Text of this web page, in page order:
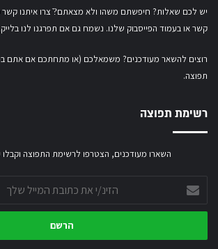
ל
ל
יש לכם שאלות? חיפשתם משהו ולא מצאתם?ֿ צרו איתנו קשר
קשראובעמוד הפייסבוק שלנו. נשמח גם אם תפרגנו לנו בלייק.
רוצים להשאר מעודכנים? משמאלכם (או מתחתכם אם אתם
תפוצה.
רשימת תפוצה
השארו מעודכנים, הצטרפו לרשימת התפוצה וקבלו
הזינ/י
את
כתובת
שלך